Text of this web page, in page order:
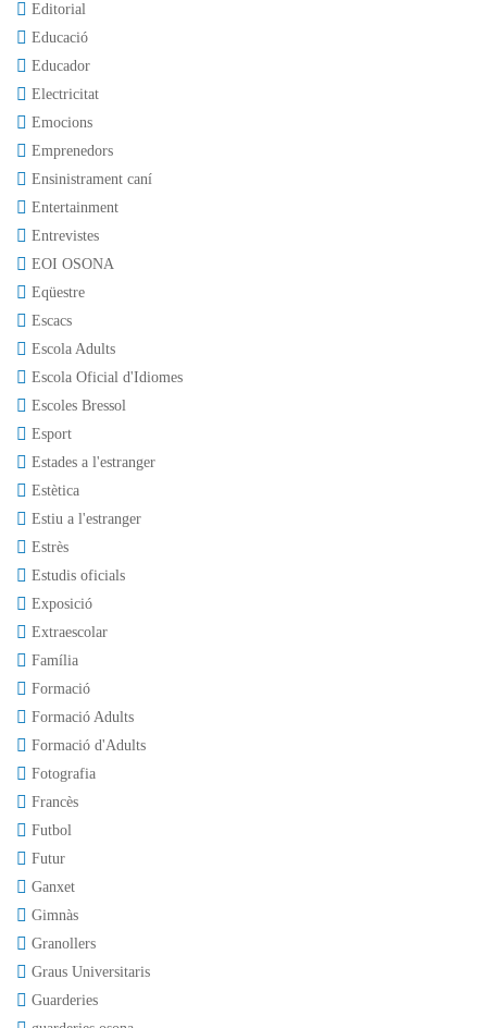
Editorial
Educació
Educador
Electricitat
Emocions
Emprenedors
Ensinistrament caní
Entertainment
Entrevistes
EOI OSONA
Eqüestre
Escacs
Escola Adults
Escola Oficial d'Idiomes
Escoles Bressol
Esport
Estades a l'estranger
Estètica
Estiu a l'estranger
Estrès
Estudis oficials
Exposició
Extraescolar
Família
Formació
Formació Adults
Formació d'Adults
Fotografia
Francès
Futbol
Futur
Ganxet
Gimnàs
Granollers
Graus Universitaris
Guarderies